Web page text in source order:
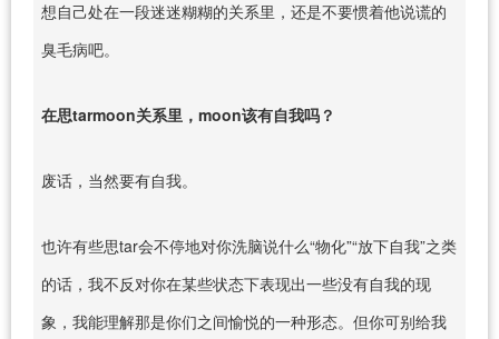
想自己处在一段迷迷糊糊的关系里，还是不要惯着他说谎的
臭毛病吧。
在思tarmoon关系里，moon该有自我吗？
废话，当然要有自我。
也许有些思tar会不停地对你洗脑说什么“物化”“放下自我”之类
的话，我不反对你在某些状态下表现出一些没有自我的现
象，我能理解那是你们之间愉悦的一种形态。但你可别给我